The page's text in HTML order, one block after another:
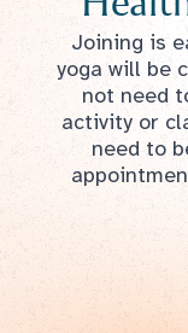
Joining is
yoga will be
not need
activity or
need to